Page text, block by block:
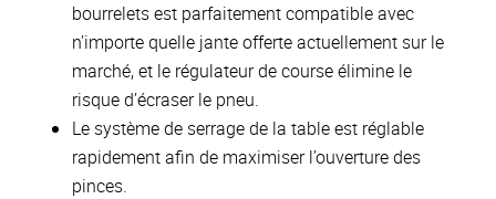
bourrelets est parfaitement compatible avec
n’importe quelle jante offerte actuellement sur le
marché, et le régulateur de course élimine le
risque d’écraser le pneu.
Le système de serrage de la table est réglable
rapidement afin de maximiser l’ouverture des
pinces.